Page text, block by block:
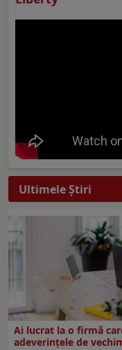
Ultimele Ştiri
Ai lucrat la o firmă
adeverințele de